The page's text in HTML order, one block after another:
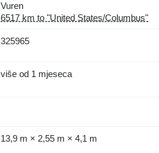
Vuren
6517 km to "United States/Columbus"
325965
više od 1 mjeseca
13,9 m × 2,55 m × 4,1 m